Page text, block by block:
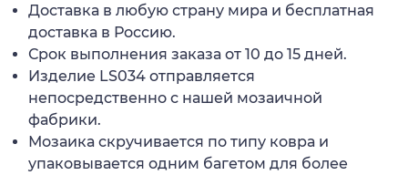
Доставка в любую страну мира и бесплатная
доставка в Россию.
Срок выполнения заказа от 10 до 15 дней.
Изделие LS034 отправляется
непосредственно с нашей мозаичной
фабрики.
Мозаика скручивается по типу ковра и
упаковывается одним багетом для более